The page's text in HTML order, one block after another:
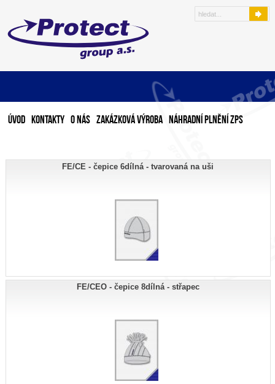
FE/CE - čepice 6dílná - tvarovaná na uši
FE/CEO - čepice 8dílná - střapec
Úvod Kontakty O nás Zakázková výroba Náhradní plnění ZPS